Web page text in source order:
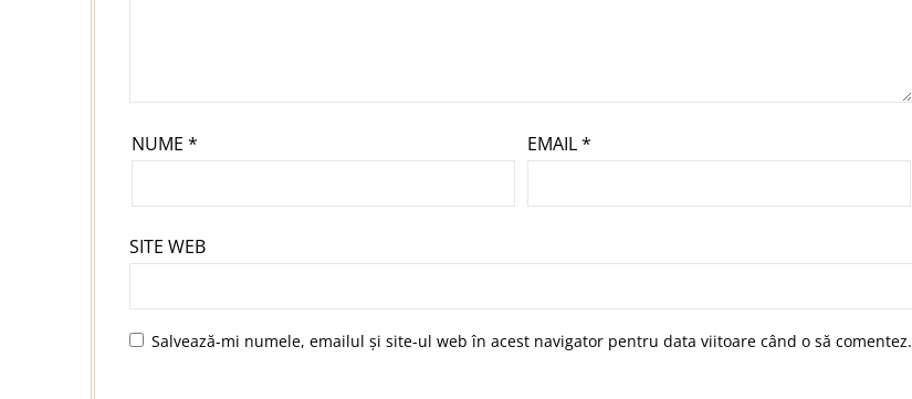
NUME * EMAIL*
SITE WEB
Salvează-mi numele, emailul și site-ul web în acest navigator pentru data viitoare când o să comentez.